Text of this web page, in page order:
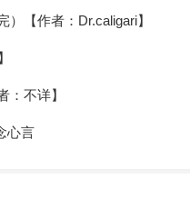
）【作者：Dr.caligari】
：不详】
心言